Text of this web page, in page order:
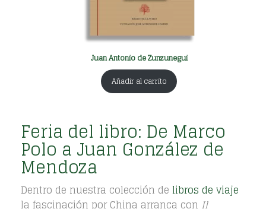
Juan Antonio de Zunzunegui
Añadir al carrito
Feria del libro: De Marco
Polo a Juan González de
Mendoza
Dentro de nuestra colección de libros de viaje
la fascinación por China arranca con Il